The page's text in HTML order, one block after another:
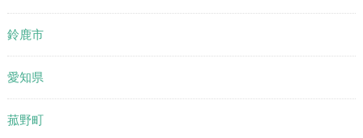
鈴鹿市
愛知県
菰野町